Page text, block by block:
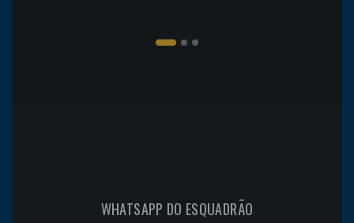
WHATSAPP DO ESQUADRÃO